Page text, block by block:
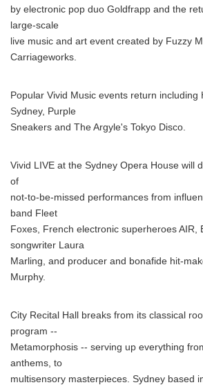
by electronic pop duo Goldfrapp and the
large-scale
live music and art event created by Fuzzy
Carriageworks.
Popular Vivid Music events return including
Sydney, Purple
Sneakers and The Argyle's Tokyo Disco.
Vivid LIVE at the Sydney Opera House will
of
not-to-be-missed performances from
band Fleet
Foxes, French electronic superheroes AIR,
songwriter Laura
Marling, and producer and bonafide hit-
Murphy.
City Recital Hall breaks from its classical
program --
Metamorphosis -- serving up everything
anthems, to
multisensory masterpieces. Sydney based